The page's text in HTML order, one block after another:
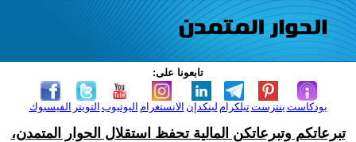
تابعونا على:
الفيسبوك التويتر اليوتيوب الانستغرام لينكدإن تيلكرامبنترست بودكاست
تبرعاتكم وتبرعاتكن المالية تحفظ استقلال الحوار المتمدن،